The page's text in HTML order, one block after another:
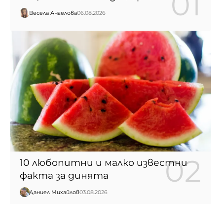
Весела Ангелова06.08.2026
10 любопитни и малко известни
факта за динята
Даниел Михайлов03.08.2026